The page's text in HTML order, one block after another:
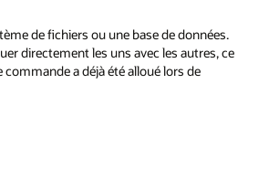
de fichiers ou une base de données.
directement les uns avec les autres, ce
a déjà été alloué lors de